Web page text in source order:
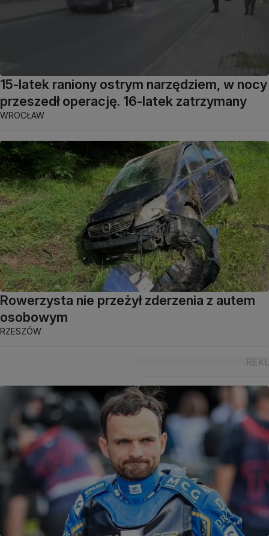
15-latek raniony ostrym narzędziem, w nocy
przeszedł operację. 16-latek zatrzymany
WROCŁAW
Rowerzysta nie przeżył zderzenia z autem
osobowym
RZESZÓW